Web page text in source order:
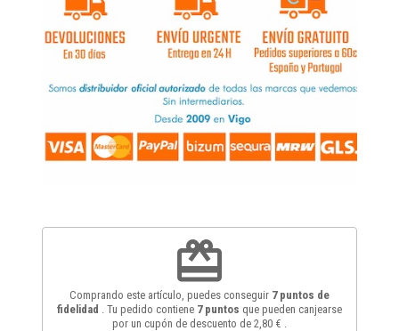
redeem
Comprando este artículo, puedes conseguir 7puntos de
fidelidad
. Tu pedido contiene 7puntos que pueden canjearse
por un cupón de descuento de 2,80 €